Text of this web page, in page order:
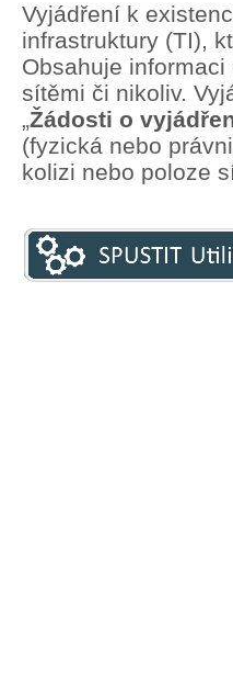
Vyjádření k
infrastruktury (TI),
Obsahuje
sítěmi či nikoliv.
„Žádosti o
(fyzická nebo
kolizi nebo poloze